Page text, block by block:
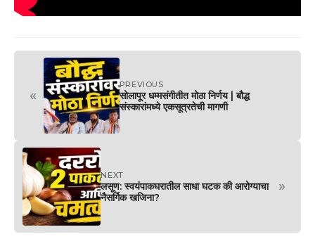
«
PREVIOUS
सोलापूर धम्मसंगीतीत मोठा निर्णय | बौद्ध
संस्कारांमध्ये एकसूत्रतेची मागणी
NEXT
लसूण: स्वयंपाकघरातील साधा घटक की आरोग्याचा
नैसर्गिक खजिना?
»